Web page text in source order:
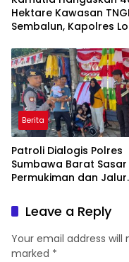
Hektare Kawasan
Sembalun, Kapolres
Api
Berita
Patroli Dialogis Polres
Sumbawa Barat Sasar
Permukiman dan Jalur
Tetap Kondusif
Leave a Reply
Your email address will
marked *